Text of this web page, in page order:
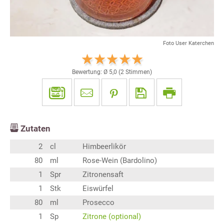
Foto User Katerchen
Bewertung: Ø 5,0 (2 Stimmen)
Zutaten
2 cl
Himbeerlikör
80
ml
Rose-Wein (Bardolino)
1
Spr
Zitronensaft
1
Stk
Eiswürfel
80
ml
Prosecco
1
Sp Zitrone (optional)